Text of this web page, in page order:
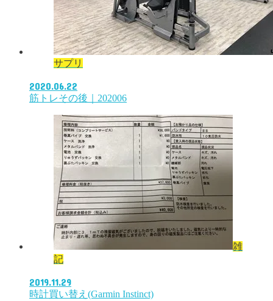
サプリ
2020.06.22
筋トレその後｜202006
雑
記
2019.11.29
時計買い替え(Garmin Instinct)